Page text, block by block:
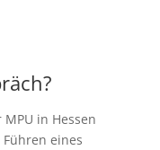
in Hessen
eines